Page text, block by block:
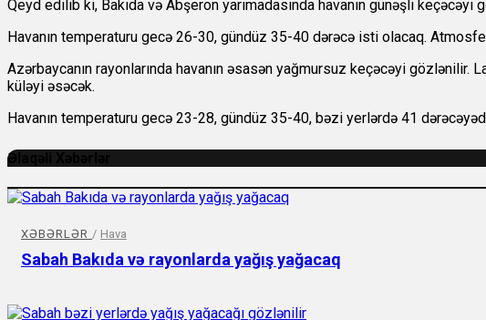
Qeyd edilib ki, Bakıda və Abşeron yarımadasında havanın günəşli
Havanın temperaturu gecə 26-30, gündüz 35-40 dərəcə isti olacaq.
Azərbaycanın rayonlarında havanın əsasən yağmursuz keçəcəyi gözlənilir.
küləyi əsəcək.
Havanın temperaturu gecə 23-28, gündüz 35-40, bəzi yerlərdə 41
Əlaqəli Xəbərlər
XƏBƏRLƏR / Hava
Sabah Bakıda və rayonlarda yağış yağacaq